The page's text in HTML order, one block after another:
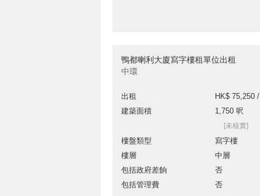
鴨都喇利大廈寫字樓租單位出租
中環
出租
HK$ 75,250 /
建築面積
1,750 呎
[未核實]
樓盤類型
寫字樓
樓層
中層
包括政府差餉
否
包括管理費
否